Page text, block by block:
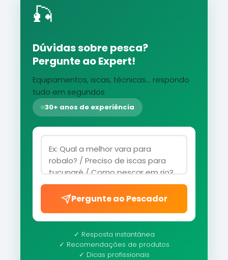
🎣
Dúvidas sobre pesca?
Pergunte ao Expert!
Equipamentos, iscas, técnicas... respondo
tudo em segundos
30+ anos de experiência
Pergunte ao Pescador
✓ Resposta instantânea
✓ Recomendações de produtos
✓ Dicas profissionais